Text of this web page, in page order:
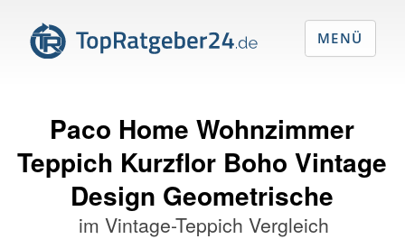
Paco Home Wohnzimmer
Teppich Kurzflor Boho Vintage
Design Geometrische
imVintage-Teppich Vergleich
MENÜ